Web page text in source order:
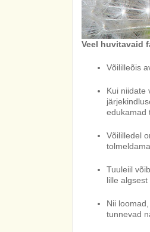
Veel huvitavaid
Võililleõis
Kui niidate
edukamad
Võililledel
Tuuleiil
lille
Nii
tunnevad